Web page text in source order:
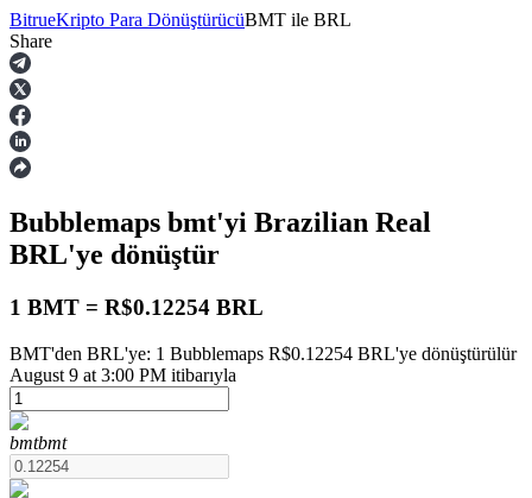
Vadeli İşlemler
USDT Vadeli İşlemleri
BitrueKripto Para DönüştürücüBMT ile BRL
Share
Bubblemaps bmt'yi Brazilian Real
BRL'ye dönüştür
1 BMT = R$0.12254 BRL
BMT'den BRL'ye: 1 Bubblemaps R$0.12254 BRL'ye dönüştürülür
August 9 at 3:00 PM itibarıyla
bmtbmt